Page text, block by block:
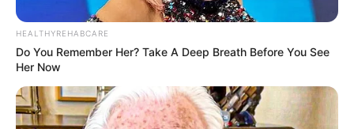
HEALTHYREHABCARE
Do You Remember Her? Take A Deep Breath Before You See
Her Now